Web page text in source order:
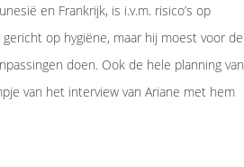
en Frankrijk, is i.v.m. risico’s op
op hygiëne, maar hij moest voor de
doen. Ook de hele planning van
van het interview van Ariane met hem